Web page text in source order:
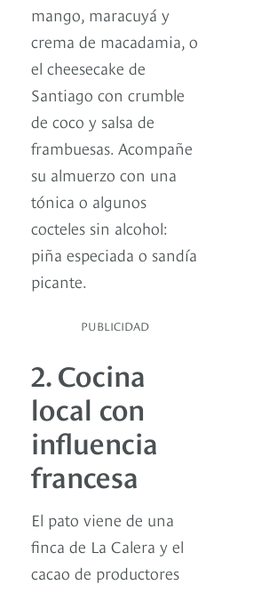
mango, maracuyá y
crema de macadamia, o
el cheesecake de
Santiago con crumble
de coco y salsa de
frambuesas. Acompañe
su almuerzo con una
tónica o algunos
cocteles sin alcohol:
piña especiada o sandía
picante.
PUBLICIDAD
2. Cocina
local con
influencia
francesa
El pato viene de una
finca de La Calera y el
cacao de productores